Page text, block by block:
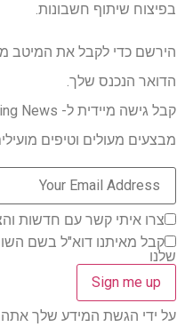
בפיצוח שיתוף חשבונות.
הירשם כדי לקבל את המיטב
הדואר הנכנס שלך.
מבצעים מעולים וטיפים
צרו איתי קשר עם חדשות
קבל מאיתנו דוא"ל בשם
שלנו
על ידי הגשת המידע שלך